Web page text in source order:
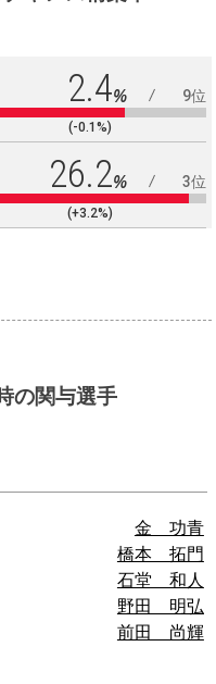
2.4% 9位
(-0.1%)
26.2% 3位
(+3.2%)
の関与選手
金 功青
橋本 拓門
石堂 和人
野田 明弘
前田 尚輝